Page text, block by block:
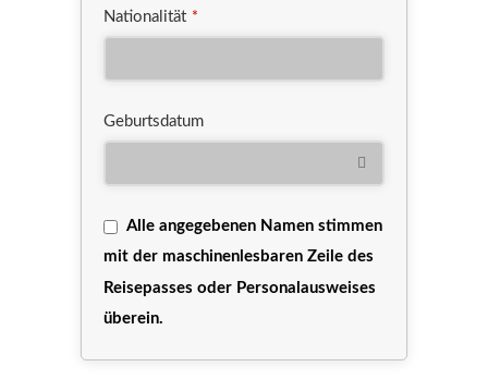
Nationalität *
Geburtsdatum
Alle angegebenen Namen stimmen
mit der maschinenlesbaren Zeile des
Reisepasses oder Personalausweises
überein.